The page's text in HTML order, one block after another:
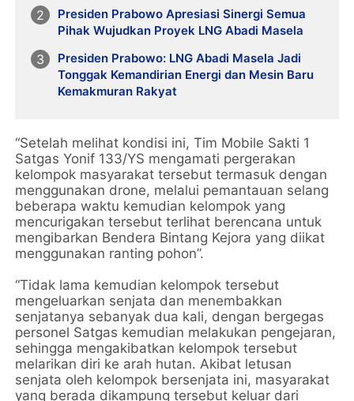
Presiden Prabowo Apresiasi Sinergi Semua
Pihak Wujudkan Proyek LNG Abadi Masela
Presiden Prabowo: LNG Abadi Masela Jadi
Tonggak Kemandirian Energi dan Mesin Baru
Kemakmuran Rakyat
“Setelah melihat kondisi ini, Tim Mobile Sakti 1
Satgas Yonif 133/YS mengamati pergerakan
kelompok masyarakat tersebut termasuk dengan
menggunakan drone, melalui pemantauan selang
beberapa waktu kemudian kelompok yang
mencurigakan tersebut terlihat berencana untuk
mengibarkan Bendera Bintang Kejora yang diikat
menggunakan ranting pohon”.
“Tidak lama kemudian kelompok tersebut
mengeluarkan senjata dan menembakkan
senjatanya sebanyak dua kali, dengan bergegas
personel Satgas kemudian melakukan pengejaran,
sehingga mengakibatkan kelompok tersebut
melarikan diri ke arah hutan. Akibat letusan
senjata oleh kelompok bersenjata ini, masyarakat
yang berada dikampung tersebut keluar dari